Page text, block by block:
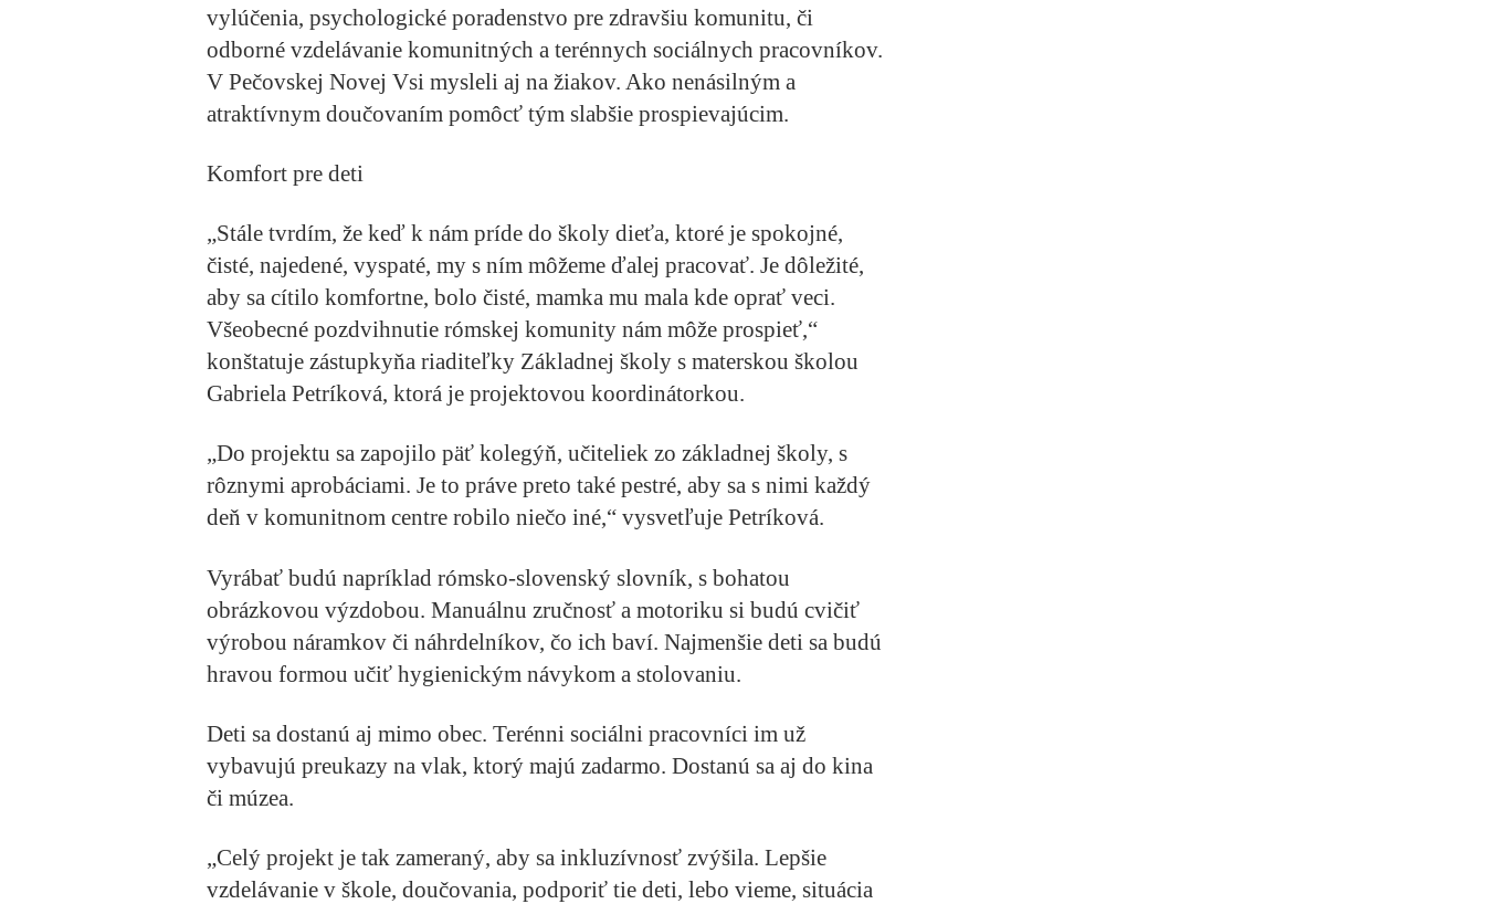
vylúčenia, psychologické poradenstvo pre zdravšiu komunitu, či
odborné vzdelávanie komunitných a terénnych sociálnych pracovníkov.
V Pečovskej Novej Vsi mysleli aj na žiakov. Ako nenásilným a
atraktívnym doučovaním pomôcť tým slabšie prospievajúcim.
Komfort pre deti
„Stále tvrdím, že keď k nám príde do školy dieťa, ktoré je spokojné,
čisté, najedené, vyspaté, my s ním môžeme ďalej pracovať. Je dôležité,
aby sa cítilo komfortne, bolo čisté, mamka mu mala kde oprať veci.
Všeobecné pozdvihnutie rómskej komunity nám môže prospieť,“
konštatuje zástupkyňa riaditeľky Základnej školy s materskou školou
Gabriela Petríková, ktorá je projektovou koordinátorkou.
„Do projektu sa zapojilo päť kolegýň, učiteliek zo základnej školy, s
rôznymi aprobáciami. Je to práve preto také pestré, aby sa s nimi každý
deň v komunitnom centre robilo niečo iné,“ vysvetľuje Petríková.
Vyrábať budú napríklad rómsko-slovenský slovník, s bohatou
obrázkovou výzdobou. Manuálnu zručnosť a motoriku si budú cvičiť
výrobou náramkov či náhrdelníkov, čo ich baví. Najmenšie deti sa budú
hravou formou učiť hygienickým návykom a stolovaniu.
Deti sa dostanú aj mimo obec. Terénni sociálni pracovníci im už
vybavujú preukazy na vlak, ktorý majú zadarmo. Dostanú sa aj do kina
či múzea.
„Celý projekt je tak zameraný, aby sa inkluzívnosť zvýšila. Lepšie
vzdelávanie v škole, doučovania, podporiť tie deti, lebo vieme, situácia